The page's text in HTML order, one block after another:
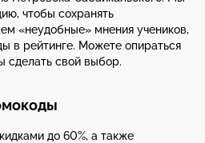
чтобы сохранять
«неудобные» мнения учеников,
в рейтинге. Можете опираться
сделать свой выбор.
до 60%, а также